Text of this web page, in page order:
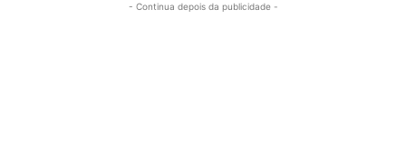
- Continua depois da publicidade -